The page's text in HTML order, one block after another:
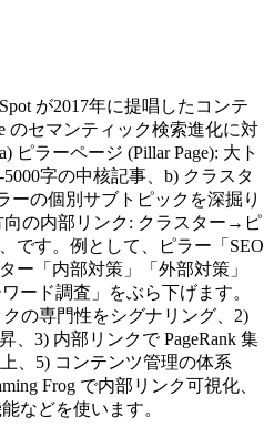
が2017年に提唱したコンテ
のセマンティック検索進化に対
ピラーページ (Pillar Page): 大ト
字の中核記事、b) クラスタ
ーの個別サブトピックを深掘り
向の内部リンク: クラスター→ピ
です。例として、ピラー「SEO
ー「内部対策」「外部対策」
ード調査」をぶら下げます。
の専門性をシグナリング、2)
、3) 内部リンクで PageRank 集
、5) コンテンツ管理の体系
Frog で内部リンク可視化、
などを使います。